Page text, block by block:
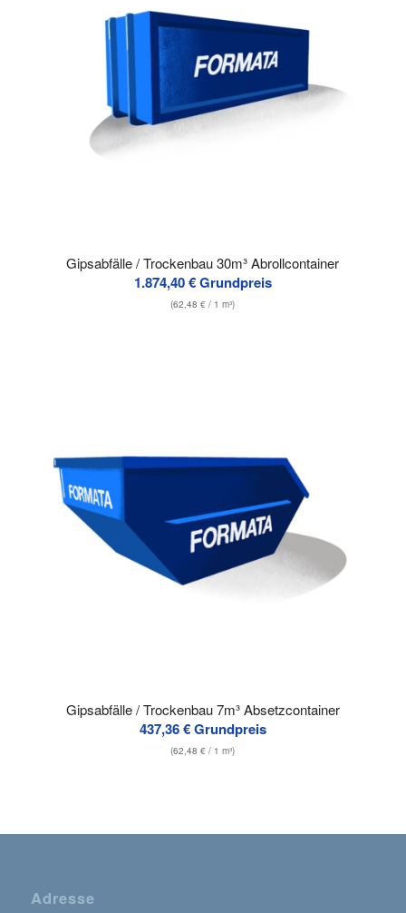
Gipsabfälle / Trockenbau 30m³ Abrollcontainer
1.874,40€Grundpreis
(62,48€ / 1 m³)
Gipsabfälle / Trockenbau 7m³ Absetzcontainer
437,36€Grundpreis
(62,48€ / 1 m³)
Adresse